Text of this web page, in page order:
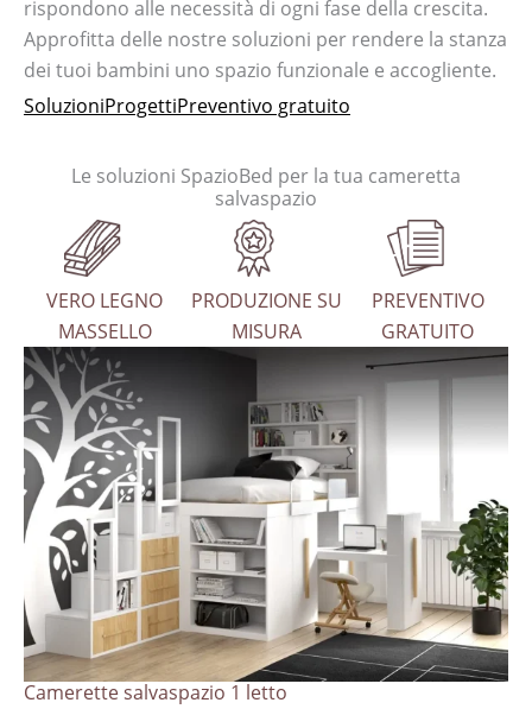
rispondono alle necessità di ogni fase della crescita.
Approfitta delle nostre soluzioni per rendere la stanza
dei tuoi bambini uno spazio funzionale e accogliente.
SoluzioniProgettiPreventivo gratuito
Le soluzioni SpazioBed per la tua cameretta
salvaspazio
VERO LEGNO
MASSELLO
PRODUZIONE SU
MISURA
PREVENTIVO
GRATUITO
Camerette salvaspazio 1 letto